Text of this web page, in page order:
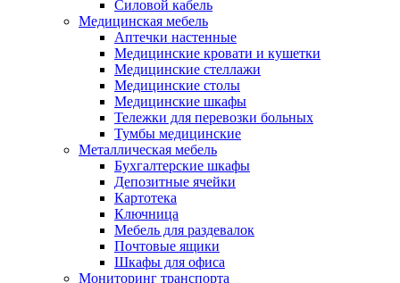
Силовой кабель
Медицинская мебель
Аптечки настенные
Медицинские кровати и кушетки
Медицинские стеллажи
Медицинские столы
Медицинские шкафы
Тележки для перевозки больных
Тумбы медицинские
Металлическая мебель
Бухгалтерские шкафы
Депозитные ячейки
Картотека
Ключница
Мебель для раздевалок
Почтовые ящики
Шкафы для офиса
Мониторинг транспорта